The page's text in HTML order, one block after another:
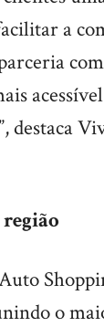
a
destaca
o